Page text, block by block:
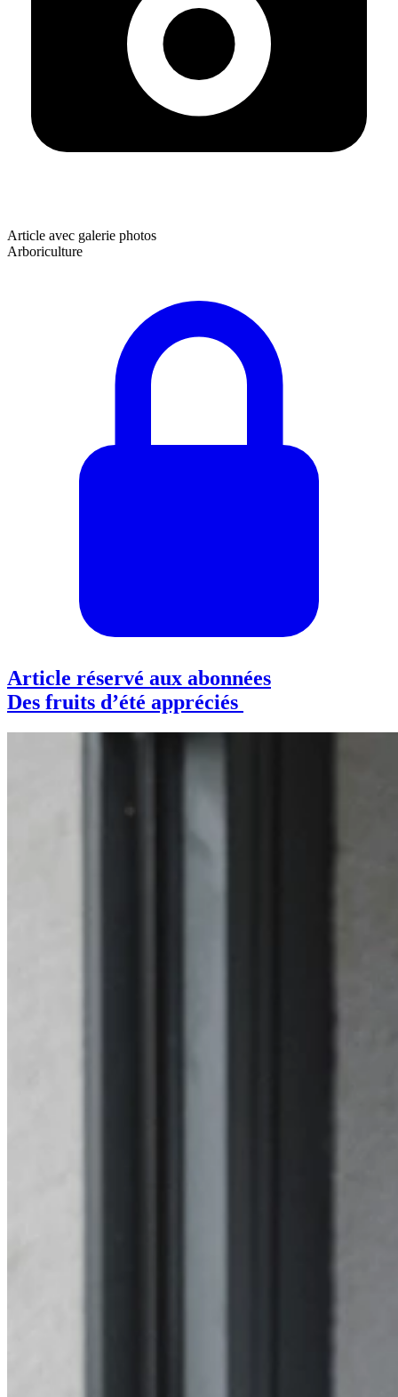
Article avec galerie photos
Arboriculture
Article réservé aux abonnées
Des fruits d’été appréciés